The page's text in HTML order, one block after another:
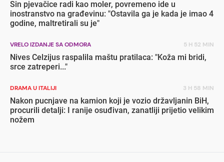
Sin pjevačice radi kao moler, povremeno ide u
inostranstvo na građevinu: "Ostavila ga je kada je imao 4
godine, maltretirali su je"
VRELO IZDANJE SA ODMORA 5 H 52 MIN
Nives Celzijus raspalila maštu pratilaca: "Koža mi bridi,
srce zatreperi..."
DRAMA U ITALIJI 3 H 58 MIN
Nakon pucnjave na kamion koji je vozio državljanin BiH,
procurili detalji: I ranije osuđivan, zanatliji prijetio velikim
nožem